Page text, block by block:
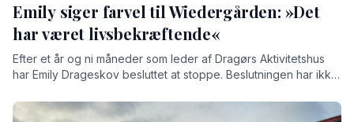
Emily siger farvel til Wiedergården: »Det
har været livsbekræftende«
Efter et år og ni måneder som leder af Dragørs Aktivitetshus
har Emily Drageskov besluttet at stoppe. Beslutningen har ikke
givet hende både store oplevelser og stærke relationer.